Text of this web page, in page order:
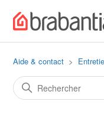
Aide & contact